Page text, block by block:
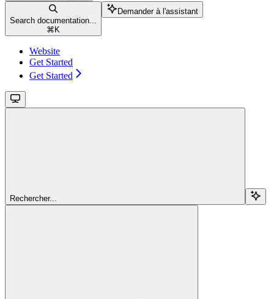
Search documentation...
⌘ K
Demander à l'assistant
Website
Get Started
Get Started
Rechercher...